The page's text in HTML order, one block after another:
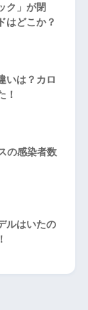
ク」が閉
はどこか？
いは？カロ
！
の感染者数
ルはいたの